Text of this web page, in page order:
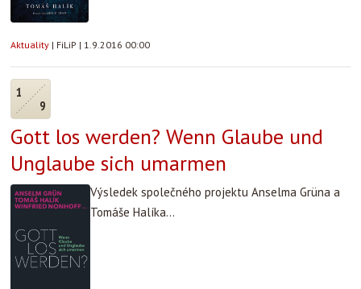
Aktuality | FiLiP | 1.9.2016 00:00
1
9
Gott los werden? Wenn Glaube und
Unglaube sich umarmen
Výsledek společného projektu Anselma Grüna a
Tomáše Halíka...